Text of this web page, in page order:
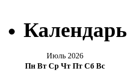
Календарь
Июль 2026
Пн Вт Ср Чт Пт Сб Вс